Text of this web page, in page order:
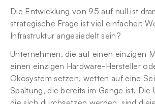
Die Entwicklung von 95 auf null ist
strategische Frage ist viel einfacher:
Infrastruktur angesiedelt sein?
Unternehmen, die auf einen einzigen
einen einzigen Hardware-Hersteller
Ökosystem setzen, wetten auf eine
Spaltung, die bereits im Gange ist. Die